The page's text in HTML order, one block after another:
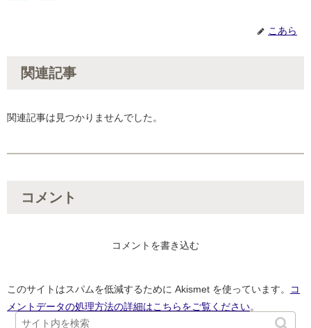
こあら
関連記事
関連記事は見つかりませんでした。
コメント
コメントを書き込む
このサイトはスパムを低減するために Akismet を使っています。
コ
メントデータの処理方法の詳細はこちらをご覧ください。